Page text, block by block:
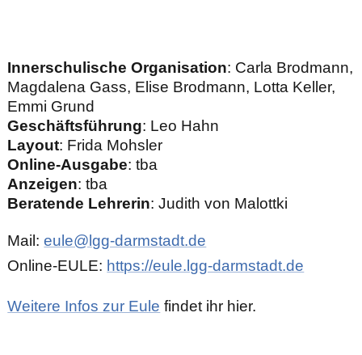
Innerschulische Organisation: Carla Brodmann,
Magdalena Gass, Elise Brodmann, Lotta Keller,
Emmi Grund
Geschäftsführung: Leo Hahn
Layout: Frida Mohsler
Online-Ausgabe: tba
Anzeigen: tba
Beratende Lehrerin: Judith von Malottki
Mail:eule@lgg-darmstadt.de
Online-EULE: https://eule.lgg-darmstadt.de
Weitere Infos zur Eule findet ihr hier.